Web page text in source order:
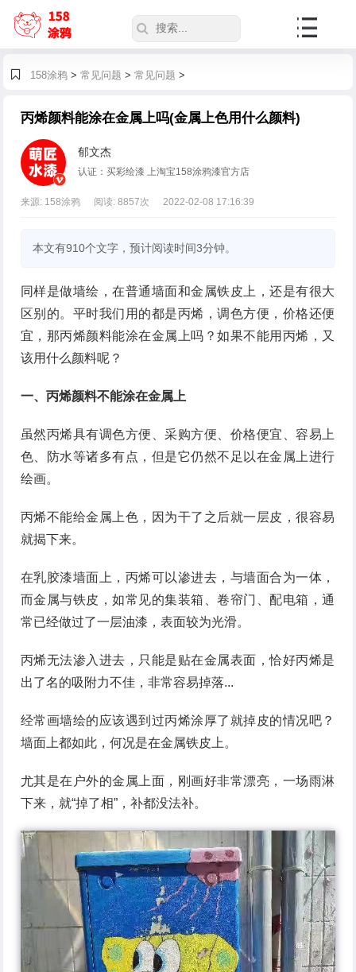
158涂鸦> 常见问题 > 常见问题 >
丙烯颜料能涂在金属上吗(金属上色用什么颜料)
郁文杰
认证：买彩绘漆 上淘宝158涂鸦漆官方店
来源: 158涂鸦 阅读:8857次 2022-02-08 17:16:39
本文有910个文字，预计阅读时间3分钟。
同样是做墙绘，在普通墙面和金属铁皮上，还是有很大
区别的。平时我们用的都是丙烯，调色方便，价格还便
宜，那丙烯颜料能涂在金属上吗？如果不能用丙烯，又
该用什么颜料呢？
一、丙烯颜料不能涂在金属上
虽然丙烯具有调色方便、采购方便、价格便宜、容易上
色、防水等诸多有点，但是它仍然不足以在金属上进行
绘画。
丙烯不能给金属上色，因为干了之后就一层皮，很容易
就揭下来。
在乳胶漆墙面上，丙烯可以渗进去，与墙面合为一体，
而金属与铁皮，如常见的集装箱、卷帘门、配电箱，通
常已经做过了一层油漆，表面较为光滑。
丙烯无法渗入进去，只能是贴在金属表面，恰好丙烯是
出了名的吸附力不佳，非常容易掉落...
经常画墙绘的应该遇到过丙烯涂厚了就掉皮的情况吧？
墙面上都如此，何况是在金属铁皮上。
尤其是在户外的金属上面，刚画好非常漂亮，一场雨淋
下来，就“掉了相”，补都没法补。